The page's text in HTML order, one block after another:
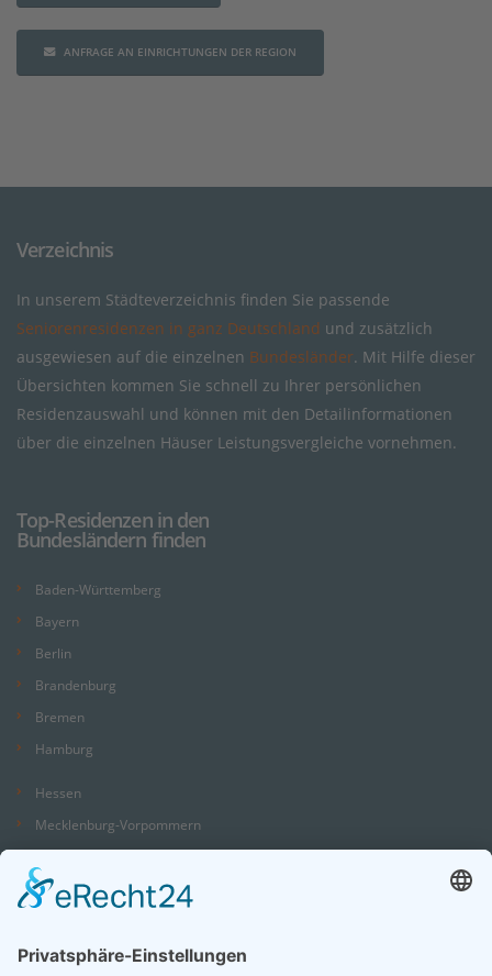
ANFRAGE AN EINRICHTUNGEN DER REGION
Verzeichnis
In unserem Städteverzeichnis finden Sie passende
Seniorenresidenzen in ganz Deutschland und zusätzlich
ausgewiesen auf die einzelnen Bundesländer. Mit Hilfe dieser
Übersichten kommen Sie schnell zu Ihrer persönlichen
Residenzauswahl und können mit den Detailinformationen
über die einzelnen Häuser Leistungsvergleiche vornehmen.
Top-Residenzen in den
Bundesländern finden
Baden-Württemberg
Bayern
Berlin
Brandenburg
Bremen
Hamburg
Hessen
Mecklenburg-Vorpommern
Nordrhein-Westfalen
Saarland